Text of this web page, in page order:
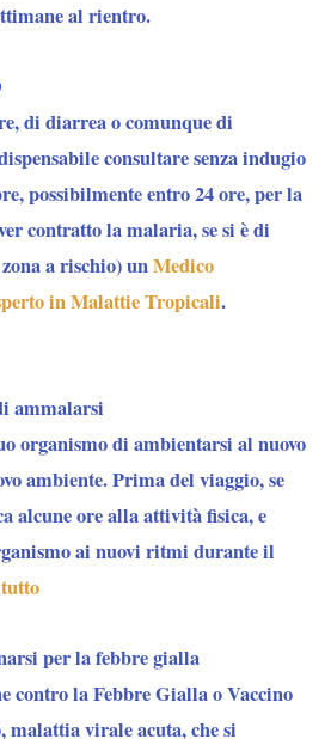
al rientro.
di diarrea o comunque di
consultare senza indugio
possibilmente entro 24 ore, per la
contratto la malaria, se si è di
a rischio) unMedico
in Malattie Tropicali.
ammalarsi
organismo di ambientarsi al nuovo
ambiente. Prima del viaggio, se
alcune ore alla attività fisica, e
ai nuovi ritmi durante il
per la febbre gialla
contro la Febbre Gialla o Vaccino
virale acuta, che si